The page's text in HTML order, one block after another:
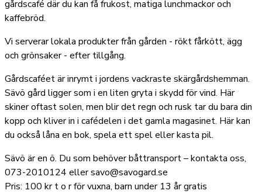
gårdscafé där du kan få frukost, matiga lunchmackor och
kaffebröd.
Vi serverar lokala produkter från gården - rökt fårkött, ägg
och grönsaker - efter tillgång.
Gårdscaféet är inrymt i jordens vackraste skärgårdshemman.
Sävö gård ligger som i en liten gryta i skydd för vind. Här
skiner oftast solen, men blir det regn och rusk tar du bara din
kopp och kliver in i cafédelen i det gamla magasinet. Här kan
du också låna en bok, spela ett spel eller kasta pil.
Sävö är en ö. Du som behöver båttransport – kontakta oss,
073-2010124 eller savo@savogard.se
Pris: 100 kr t o r för vuxna, barn under 13 år gratis